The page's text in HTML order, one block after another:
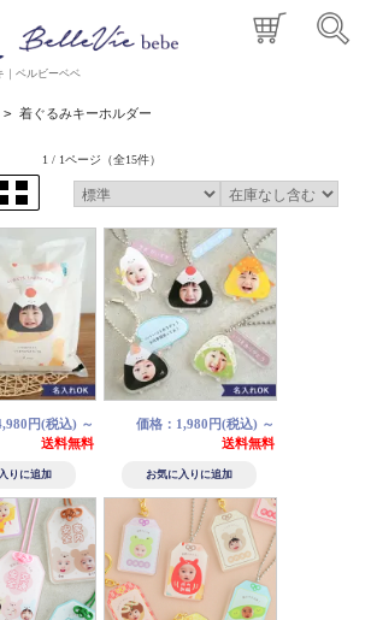
｜ベルビーベベ
> 着ぐるみキーホルダー
1 / 1ページ （全15件）
円(税込) ～
送料無料
価格：1,980円(税込) ～
送料無料